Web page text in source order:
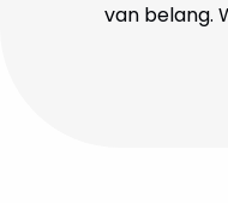
van belang.